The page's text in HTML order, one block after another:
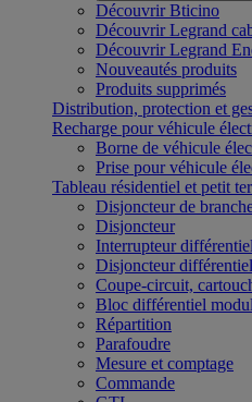
Découvrir Bticino
Découvrir Legrand
Découvrir Legrand
Nouveautés produits
Produits supprimés
Distribution, protection et
Recharge pour véhicule
Borne de véhicule
Prise pour véhicule
Tableau résidentiel et petit
Disjoncteur de
Disjoncteur
Interrupteur différentiel
Disjoncteur différentiel
Coupe-circuit,
Bloc différentiel
Répartition
Parafoudre
Mesure et comptage
Commande